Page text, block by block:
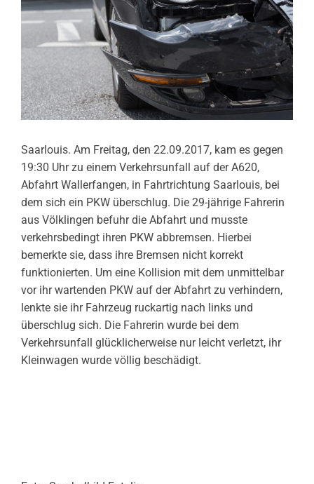
Saarlouis. Am Freitag, den 22.09.2017, kam es gegen
19:30 Uhr zu einem Verkehrsunfall auf der A620,
Abfahrt Wallerfangen, in Fahrtrichtung Saarlouis, bei
dem sich ein PKW überschlug. Die 29-jährige Fahrerin
aus Völklingen befuhr die Abfahrt und musste
verkehrsbedingt ihren PKW abbremsen. Hierbei
bemerkte sie, dass ihre Bremsen nicht korrekt
funktionierten. Um eine Kollision mit dem unmittelbar
vor ihr wartenden PKW auf der Abfahrt zu verhindern,
lenkte sie ihr Fahrzeug ruckartig nach links und
überschlug sich. Die Fahrerin wurde bei dem
Verkehrsunfall glücklicherweise nur leicht verletzt, ihr
Kleinwagen wurde völlig beschädigt.